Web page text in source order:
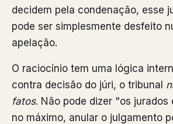
decidem pela condenação, esse
pode ser simplesmente desfeito
apelação.
O raciocínio tem uma lógica
contra decisão do júri, o tribunal
fatos. Não pode dizer "os jurados
no máximo, anular o julgamento